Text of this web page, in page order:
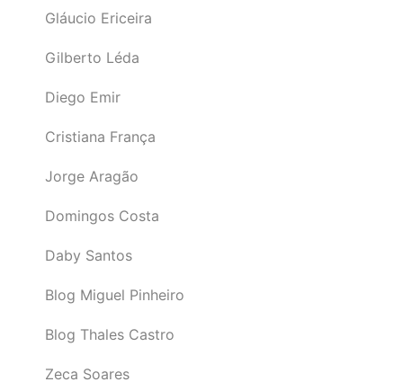
Gláucio Ericeira
Gilberto Léda
Diego Emir
Cristiana França
Jorge Aragão
Domingos Costa
Daby Santos
Blog Miguel Pinheiro
Blog Thales Castro
Zeca Soares